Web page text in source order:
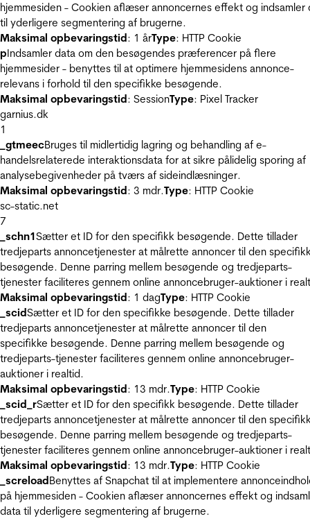
hjemmesiden - Cookien aflæser annoncernes effekt og indsamler
til yderligere segmentering af brugerne.
Maksimal opbevaringstid: 1 årType: HTTP Cookie
pIndsamler data om den besøgendes præferencer på flere
hjemmesider - benyttes til at optimere hjemmesidens annonce-
relevans i forhold til den specifikke besøgende.
Maksimal opbevaringstid: SessionType: Pixel Tracker
garnius.dk
1
_gtmeecBruges til midlertidig lagring og behandling af e-
handelsrelaterede interaktionsdata for at sikre pålidelig sporing af
analysebegivenheder på tværs af sideindlæsninger.
Maksimal opbevaringstid: 3 mdr.Type: HTTP Cookie
sc-static.net
7
_schn1Sætter et ID for den specifikk besøgende. Dette tillader
tredjeparts annoncetjenester at målrette annoncer til den
besøgende. Denne parring mellem besøgende og tredjeparts-
tjenester faciliteres gennem online annoncebruger-auktioner i
Maksimal opbevaringstid: 1 dagType: HTTP Cookie
_scidSætter et ID for den specifikke besøgende. Dette tillader
tredjeparts annoncetjenester at målrette annoncer til den
specifikke besøgende. Denne parring mellem besøgende og
tredjeparts-tjenester faciliteres gennem online annoncebruger-
auktioner i realtid.
Maksimal opbevaringstid: 13 mdr.Type: HTTP Cookie
_scid_rSætter et ID for den specifikk besøgende. Dette tillader
tredjeparts annoncetjenester at målrette annoncer til den
besøgende. Denne parring mellem besøgende og tredjeparts-
tjenester faciliteres gennem online annoncebruger-auktioner i
Maksimal opbevaringstid: 13 mdr.Type: HTTP Cookie
_screloadBenyttes af Snapchat til at implementere
på hjemmesiden - Cookien aflæser annoncernes effekt og
data til yderligere segmentering af brugerne.